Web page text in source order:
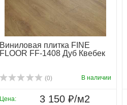
Виниловая плитка FINE
FLOOR FF-1408 Дуб Квебек
(0) В наличии
Цена: 3 150 ₽/м2